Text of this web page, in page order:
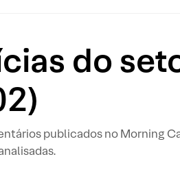
do
publicados no Morning